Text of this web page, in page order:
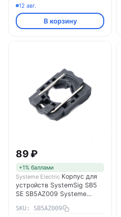
12 авг.
В корзину
89 ₽
+1% баллами
Systeme Electric Корпус для
устройств SystemSig SB5
SE SB5AZ009 Systeme
SKU: SB5AZ009